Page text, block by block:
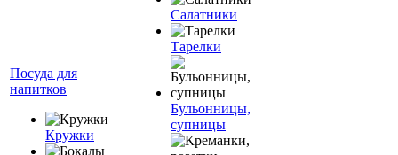
Посуда для
напитков
Кружки
Салатники
Тарелки
Бульонницы,
супницы